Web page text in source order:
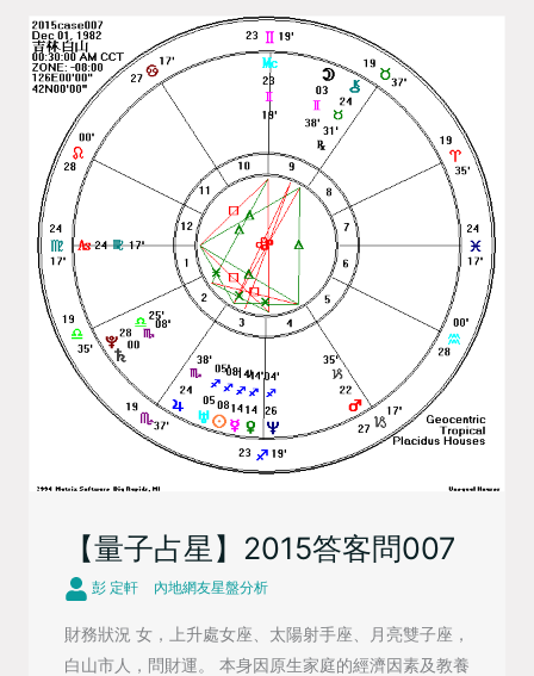
【量子占星】2015答客問007
彭 定軒 內地網友星盤分析
財務狀況 女，上升處女座、太陽射手座、月亮雙子座，
白山市人，問財運。 本身因原生家庭的經濟因素及教養